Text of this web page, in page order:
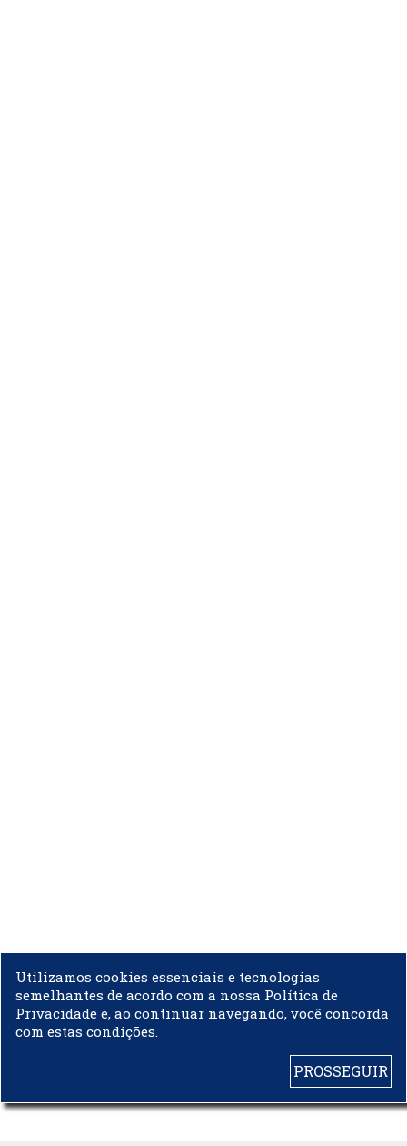
Utilizamos cookies essenciais e tecnologias
semelhantes de acordo com a nossa Política de
Privacidade e, ao continuar navegando, você concorda
com estas condições.
PROSSEGUIR